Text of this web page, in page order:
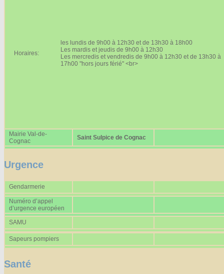
Horaires:
les lundis de 9h00 à 12h30 et de 13h30 à 18h00
Les mardis et jeudis de 9h00 à 12h30
Les mercredis et vendredis de 9h00 à 12h30 et de 13h30 à
17h00 "hors jours férié" <br>
Mairie Val-de-
Cognac
Saint Sulpice de Cognac
Urgence
Gendarmerie
Numéro d’appel
d’urgence européen
SAMU
Sapeurs pompiers
Santé